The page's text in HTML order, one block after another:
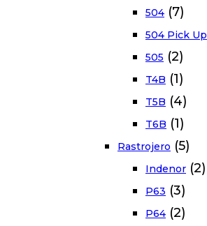
504 (7)
504 Pick Up
505 (2)
T4B (1)
T5B (4)
T6B (1)
Rastrojero (5)
Indenor (2)
P63 (3)
P64 (2)